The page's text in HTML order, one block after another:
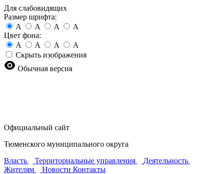
Для слабовидящих
Размер шрифта:
A
A A
A
Цвет фона:
A
A A
A
Скрыть изображения
Обычная версия
Официальный сайт
Тюменского муниципального округа
Власть
Территориальные управления
Деятельность
Жителям
Новости Контакты